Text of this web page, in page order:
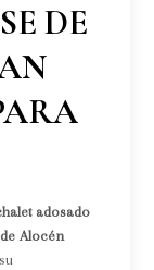
DE
adosado
Alocén